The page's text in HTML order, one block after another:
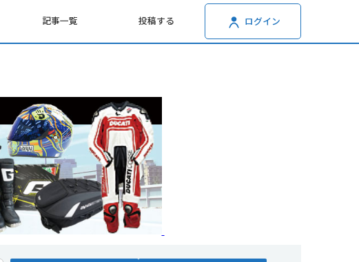
記事一覧 投稿する ログイン